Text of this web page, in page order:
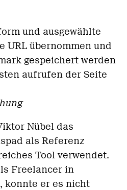
und ausgewählte
URL übernommen und
gespeichert werden
aufrufen der Seite
Nübel das
als Referenz
Tool verwendet.
Freelancer in
konnte er es nicht